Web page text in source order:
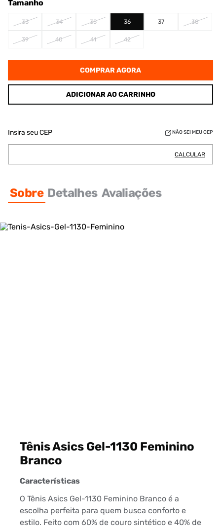
Tamanho
33 34 35 36 37 38
39 40 41 42
COMPRAR AGORA
ADICIONAR AO CARRINHO
Insira seu CEP NÃO SEI MEU CEP
CALCULAR
Sobre Detalhes Avaliações
Tênis Asics Gel-1130 Feminino
Branco
Características
O Tênis Asics Gel-1130 Feminino Branco é a
escolha perfeita para quem busca conforto e
estilo. Feito com 60% de couro sintético e 40% de